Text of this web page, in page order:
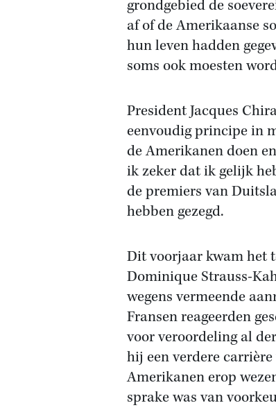
grondgebied de
af of de Amerikaanse
hun leven hadden
soms ook moesten
President Jacques
eenvoudig principe in
de Amerikanen doen
ik zeker dat ik gelijk
de premiers van
hebben gezegd.
Dit voorjaar kwam het
Dominique Strauss-
wegens vermeende
Fransen reageerden
voor veroordeling al
hij een verdere
Amerikanen erop
sprake was van